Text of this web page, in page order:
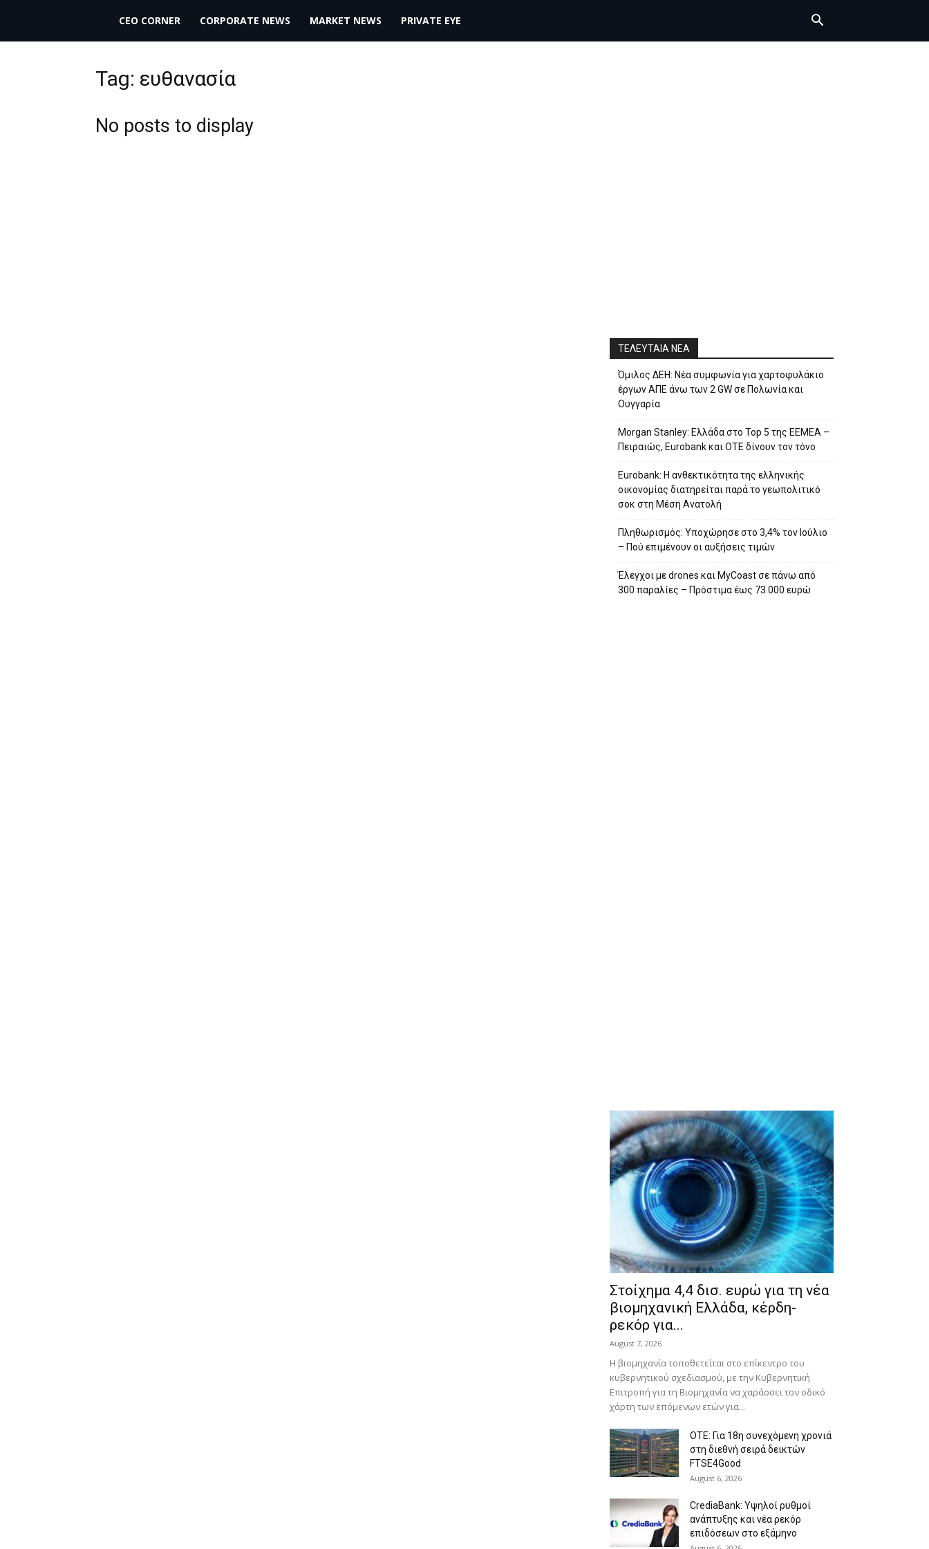
THECEO.gr
CEO CORNER CORPORATE NEWS MARKET NEWS PRIVATE EYE
Tag: ευθανασία
No posts to display
ΤΕΛΕΥΤΑΙΑ ΝΕΑ
Όμιλος ΔΕΗ: Νέα συμφωνία για χαρτοφυλάκιο
έργων ΑΠΕ άνω των 2 GW σε Πολωνία και
Ουγγαρία
Morgan Stanley: Ελλάδα στο Top 5 της EEMEA –
Πειραιώς, Eurobank και ΟΤΕ δίνουν τον τόνο
Eurobank: Η ανθεκτικότητα της ελληνικής
οικονομίας διατηρείται παρά το γεωπολιτικό
σοκ στη Μέση Ανατολή
Πληθωρισμός: Υποχώρησε στο 3,4% τον Ιούλιο
– Πού επιμένουν οι αυξήσεις τιμών
Έλεγχοι με drones και MyCoast σε πάνω από
300 παραλίες – Πρόστιμα έως 73.000 ευρώ
Στοίχημα 4,4 δισ. ευρώ για τη νέα
βιομηχανική Ελλάδα, κέρδη-
ρεκόρ για...
August 7, 2026
Η βιομηχανία τοποθετείται στο επίκεντρο του
κυβερνητικού σχεδιασμού, με την Κυβερνητική
Επιτροπή για τη Βιομηχανία να χαράσσει τον οδικό
χάρτη των επόμενων ετών για...
ΟΤΕ: Για 18η συνεχόμενη χρονιά
στη διεθνή σειρά δεικτών
FTSE4Good
August 6, 2026
CrediaBank: Υψηλοί ρυθμοί
ανάπτυξης και νέα ρεκόρ
επιδόσεων στο εξάμηνο